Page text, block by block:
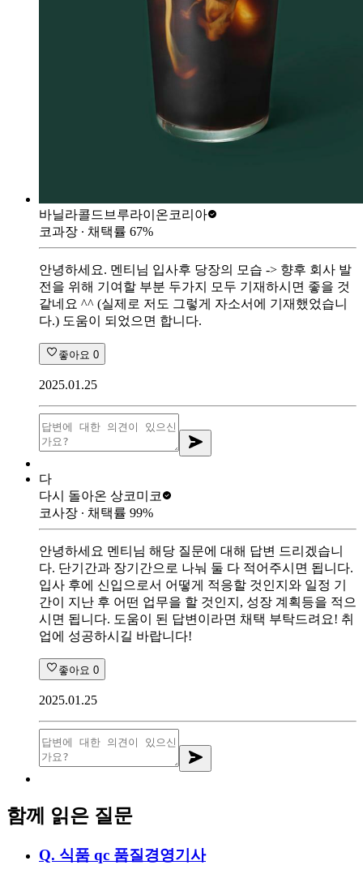
바닐라콜드브루라이온코리아
코과장 ∙ 채택률 67%
안녕하세요. 멘티님 입사후 당장의 모습 -> 향후 회사 발
전을 위해 기여할 부분 두가지 모두 기재하시면 좋을 것
같네요 ^^ (실제로 저도 그렇게 자소서에 기재했었습니
다.) 도움이 되었으면 합니다.
좋아요 0
2025.01.25
다
다시 돌아온 상코미코
코사장 ∙ 채택률 99%
안녕하세요 멘티님 해당 질문에 대해 답변 드리겠습니
다. 단기간과 장기간으로 나눠 둘 다 적어주시면 됩니다.
입사 후에 신입으로서 어떻게 적응할 것인지와 일정 기
간이 지난 후 어떤 업무을 할 것인지, 성장 계획등을 적으
시면 됩니다. 도움이 된 답변이라면 채택 부탁드려요! 취
업에 성공하시길 바랍니다!
좋아요 0
2025.01.25
함께 읽은 질문
Q. 식품 qc 품질경영기사